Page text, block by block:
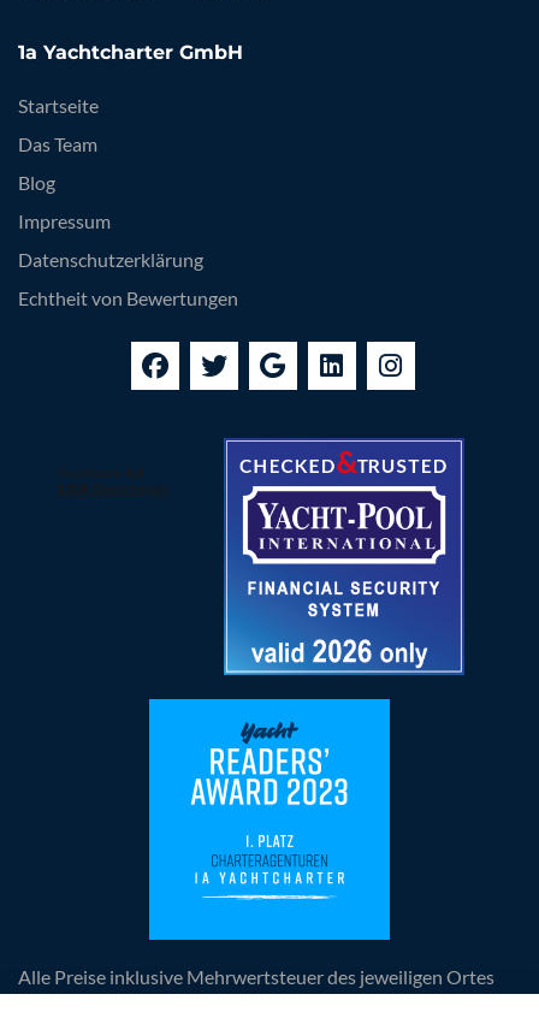
1a Yachtcharter GmbH
Startseite
Das Team
Blog
Impressum
Datenschutzerklärung
Echtheit von Bewertungen
Alle Preise inklusive Mehrwertsteuer des jeweiligen Ortes